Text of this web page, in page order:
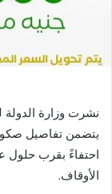
نشرت وزارة الدولة
يتضمن تفاصيل
احتفاءً بقرب حلول
الأوقاف.